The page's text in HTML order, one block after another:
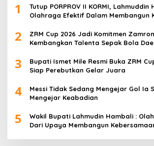
1
Tutup PORPROV II KORMI, Lahmuddin
Olahraga Efektif Dalam Membangun
2
ZRM Cup 2026 Jadi Komitmen
Kembangkan Talenta Sepak Bola
3
Bupati Ismet Mile Resmi Buka ZRM
Siap Perebutkan Gelar Juara
4
Messi Tidak Sedang Mengejar Gol Ia
Mengejar Keabadian
5
Wakil Bupati Lahmudin Hambali :
Dari Upaya Membangun